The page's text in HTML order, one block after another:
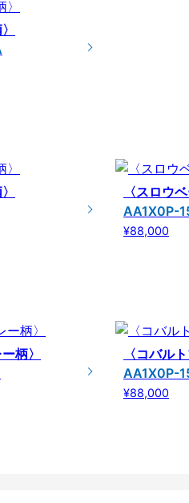
〈スロウ
AA1X0P-
¥88,000
柄〉
〈コバル
AA1X0P-
¥88,000